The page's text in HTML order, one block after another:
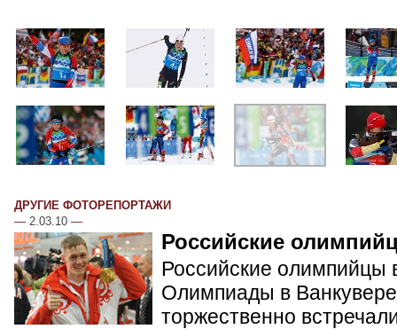
ДРУГИЕ ФОТОРЕПОРТАЖИ
— 2.03.10 —
Российские
Российские олимпийцы
Олимпиады в
торжественно